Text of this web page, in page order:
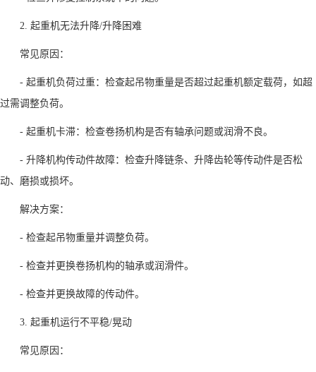
2. 起重机无法升降/升降困难
常见原因：
- 起重机负荷过重：检查起吊物重量是否超过起重机额定载荷，如超
过需调整负荷。
- 起重机卡滞：检查卷扬机构是否有轴承问题或润滑不良。
- 升降机构传动件故障：检查升降链条、升降齿轮等传动件是否松
动、磨损或损坏。
解决方案：
- 检查起吊物重量并调整负荷。
- 检查并更换卷扬机构的轴承或润滑件。
- 检查并更换故障的传动件。
3. 起重机运行不平稳/晃动
常见原因：